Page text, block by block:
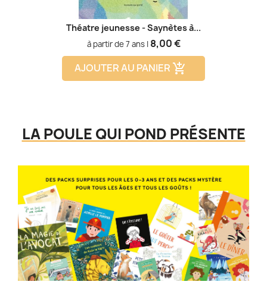
Théatre jeunesse - Saynètes à...
à partir de 7 ans | Prix
8,00 €
AJOUTER AU PANIER add_shopping_cart
LA POULE QUI POND PRÉSENTE